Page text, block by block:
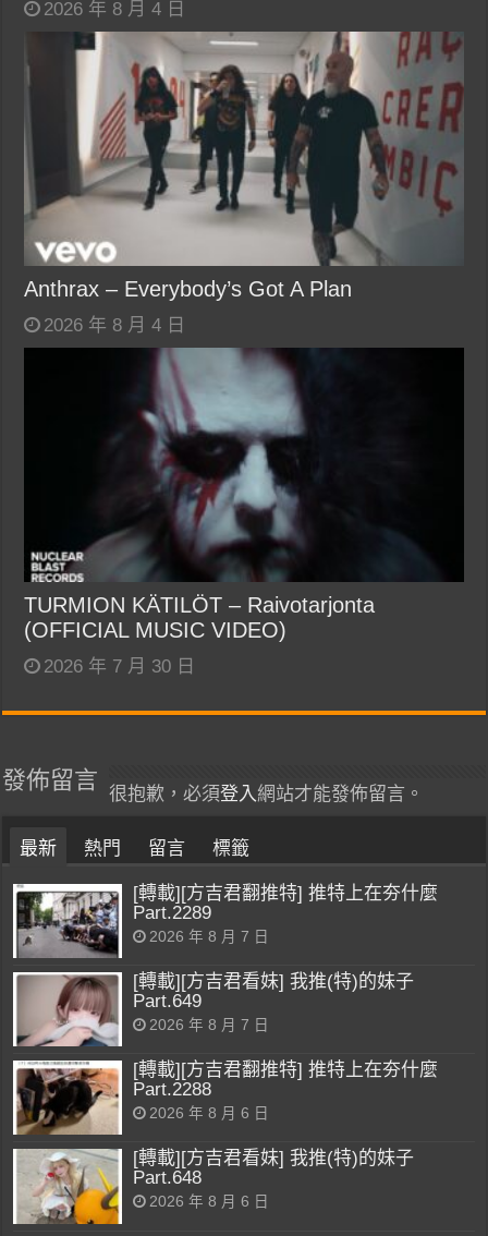
2026 年 8 月 4 日
Anthrax – Everybody’s Got A Plan
2026 年 8 月 4 日
TURMION KÄTILÖT – Raivotarjonta
(OFFICIAL MUSIC VIDEO)
2026 年 7 月 30 日
發佈留言
很抱歉，必須登入網站才能發佈留言。
最新 熱門 留言 標籤
[轉載][方吉君翻推特] 推特上在夯什麼
Part.2289
2026 年 8 月 7 日
[轉載][方吉君看妹] 我推(特)的妹子
Part.649
2026 年 8 月 7 日
[轉載][方吉君翻推特] 推特上在夯什麼
Part.2288
2026 年 8 月 6 日
[轉載][方吉君看妹] 我推(特)的妹子
Part.648
2026 年 8 月 6 日